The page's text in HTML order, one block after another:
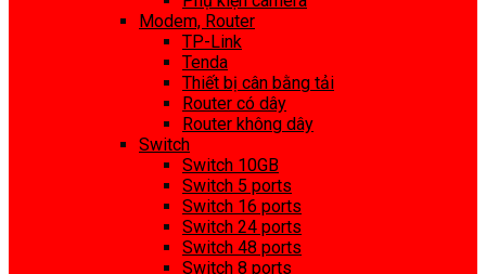
Modem, Router
TP-Link
Tenda
Thiết bị cân bằng tải
Router có dây
Router không dây
Switch
Switch 10GB
Switch 5 ports
Switch 16 ports
Switch 24 ports
Switch 48 ports
Switch 8 ports